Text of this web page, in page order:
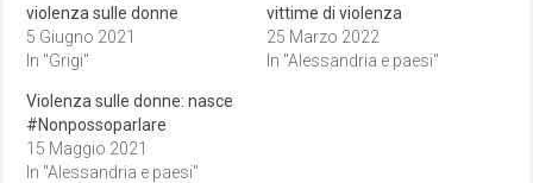
violenza sulle donne
5 Giugno 2021
In "Grigi"
vittime di violenza
25 Marzo 2022
In "Alessandria e paesi"
Violenza sulle donne: nasce
#Nonpossoparlare
15 Maggio 2021
In "Alessandria e paesi"